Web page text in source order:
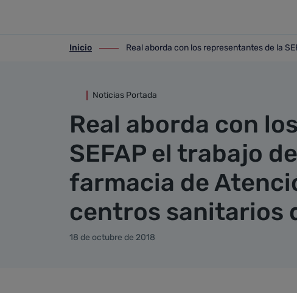
ir-a inicio
Inicio
ir-a Real aborda con los representantes de
Real aborda con los representantes de la
Noticias Portada
Real aborda con
SEFAP el trabajo
farmacia de
centros sanitarios
18 de octubre de 2018